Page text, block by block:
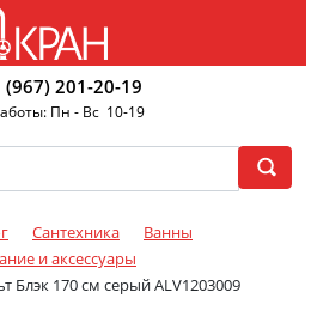
(967) 201-20-19
Пн - Вс 10-19
Сантехника
Ванны
и аксессуары
Блэк 170 см серый ALV1203009